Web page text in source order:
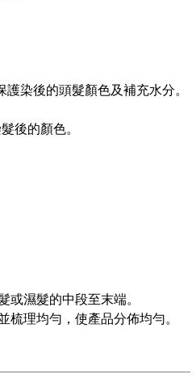
）
染後的頭髮顏色及補充水分。
後的顏色。
濕髮的中段至末端。
理均勻，使產品分佈均勻。